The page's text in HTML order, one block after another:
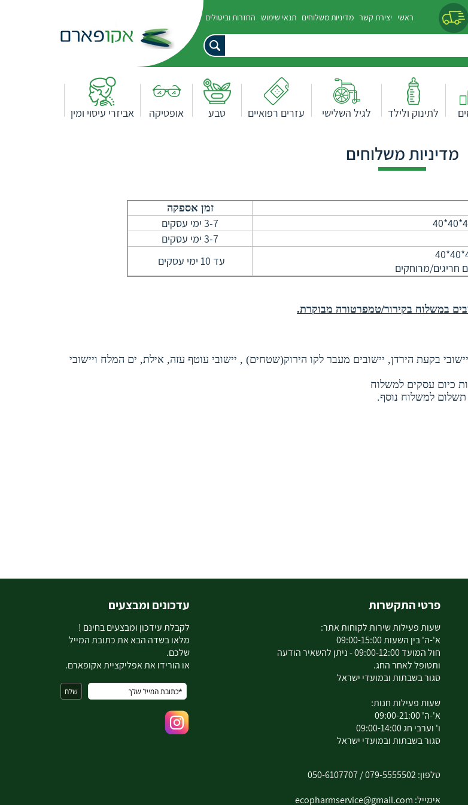
ראשי יצירת קשר מדיניות משלוחים תנאי שימוש החזרות וביטולים
לתינוק ולילד לגיל השלישי עזרים רפואיים טבע אופטיקה אביזרי עיסוי ומין
מדיניות משלוחים
זמן אספקה
3-7 ימי עסקים
3-7 ימי עסקים
עד 10 ימי עסקים
בקעת הירדן, יישובים מעבר לקו הירוק(שטחים) , יישובי עוטף עזה, אילת, ים המלח ויישובי
תשלום למשלוח נוסף.
פרטי התקשרות
שעות פעילות שירות לקוחות אתר:
א'-ה' בין השעות 09:00-15:00
חול המועד 09:00-12:00 - ניתן להשאיר הודעה
ותטופל לאחר החג.
סגור בשבתות ובמועדי ישראל
שעות פעילות חנות:
א'-ה' 09:00-21:00
ו' וערבי חג 09:00-14:00
סגור בשבתות ובמועדי ישראל
טלפון:079-5555502
/
050-6107707
אימייל: ecopharmservice@gmail.com
עדכונים ומבצעים
לקבלת עידכון ומבצעים בחינם !
מלאו בשדה הבא את כתובת המייל
שלכם.
או הורידו את אפליקציית אקופארם.